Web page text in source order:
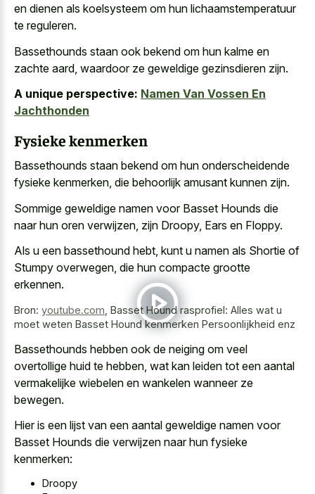
en dienen als koelsysteem om hun lichaamstemperatuur
te reguleren.
Bassethounds staan ook bekend om hun kalme en
zachte aard, waardoor ze geweldige gezinsdieren zijn.
A unique perspective: Namen Van Vossen En
Jachthonden
Fysieke kenmerken
Bassethounds staan bekend om hun onderscheidende
fysieke kenmerken, die behoorlijk amusant kunnen zijn.
Sommige geweldige namen voor Basset Hounds die
naar hun oren verwijzen, zijn Droopy, Ears en Floppy.
Als u een bassethound hebt, kunt u namen als Shortie of
Stumpy overwegen, die hun compacte grootte
erkennen.
Bron: youtube.com Basset Hound rasprofiel: Alles wat u
moet weten Basset Hound kenmerken Persoonlijkheid enz
Bassethounds hebben ook de neiging om veel
overtollige huid te hebben, wat kan leiden tot een aantal
vermakelijke wiebelen en wankelen wanneer ze
bewegen.
Hier is een lijst van een aantal geweldige namen voor
Basset Hounds die verwijzen naar hun fysieke
kenmerken:
Droopy